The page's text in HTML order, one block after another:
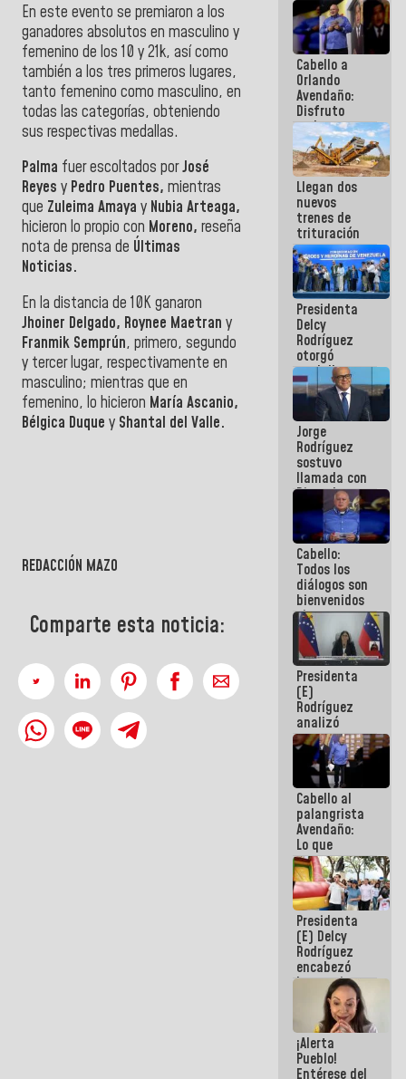
En este evento se premiaron a los
ganadores absolutos en masculino y
femenino de los 10 y 21k, así como
también a los tres primeros lugares,
tanto femenino como masculino, en
todas las categorías, obteniendo
sus respectivas medallas.
Palma fuer escoltados porJosé
Reyes y Pedro Puentes, mientras
que Zuleima Amaya y Nubia Arteaga,
hicieron lo propio con Moreno, reseña
nota de prensa de Últimas
Noticias.
En la distancia de 10K ganaron
Jhoiner Delgado, Roynee Maetran y
Franmik Semprún, primero, segundo
y tercer lugar, respectivamente en
masculino; mientras que en
femenino, lo hicieron María Ascanio,
Bélgica Duque y Shantal del Valle.
REDACCIÓN MAZO
Comparte esta noticia:
Cabello a
Orlando
Avendaño:
Disfruto
cada vez
que escribes
porque lo
que haces
es
embarrarla
Llegan dos
nuevos
trenes de
trituración
para
optimizar
manejo de
escombros
en La Guaira
Presidenta
Delcy
Rodríguez
otorgó
medalla
"Héroe de
Venezuela"
a servidores
públicos
Jorge
Rodríguez
sostuvo
llamada con
Dinorah
Figuera y
acuerdan
primer
encuentro
presencial
para el
diálogo
Cabello:
Todos los
diálogos son
bienvenidos
siempre que
estén en el
marco de la
Constitución
de la
República
Presidenta
(E)
Rodríguez
analizó
junto a
gobernadores
planes de
recuperación
del Sistema
Eléctrico
Nacional
Cabello al
palangrista
Avendaño:
Lo que
vayas a
escribir
hazlo hoy
por que no
sabemos si
la semana
que viene
hay
programa
Presidenta
(E) Delcy
Rodríguez
encabezó
lanzamiento
del Plan
Nacional de
Recreación
Vacacional
¡Alerta
Pueblo!
Entérese del